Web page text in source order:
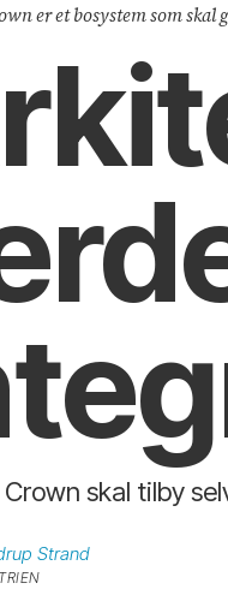
er et bosystem som
Crown skal tilby
Strand